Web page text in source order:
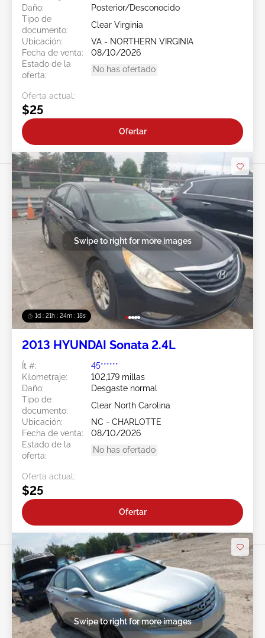
Daño:
Posterior/Desconocido
Tipo de
documento:
Clear Virginia
Ubicación:
VA - NORTHERN VIRGINIA
Fecha de venta:
08/10/2026
Estado de la
oferta:
No has ofertado
Oferta actual:
$25
Ofertar
1d : 21h : 24m : 15s
Swipe to right for more images
2013 HYUNDAI Sonata 2.4L
Ít #:
45******
Kilometraje:
102,179 millas
Daño:
Desgaste normal
Tipo de
documento:
Clear North Carolina
Ubicación:
NC - CHARLOTTE
Fecha de venta:
08/10/2026
Estado de la
oferta:
No has ofertado
Oferta actual:
$25
Ofertar
Swipe to right for more images